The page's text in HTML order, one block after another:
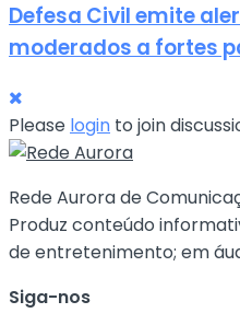
Defesa Civil emite
moderados a fortes
Please login to join
Rede Aurora de
Produz conteúdo
de entretenimento; em
Siga-nos